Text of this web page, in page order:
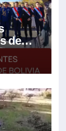
de
un